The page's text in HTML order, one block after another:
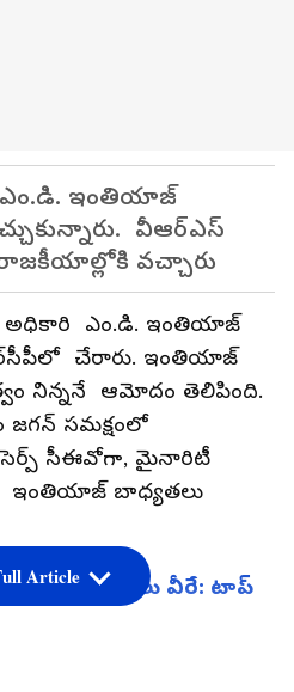
ఇంతియాజ్
వీఆర్ఎస్
వచ్చారు
ఎం.డి. ఇంతియాజ్
చేరారు. ఇంతియాజ్
నిన్ననే ఆమోదం తెలిపింది.
సమక్షంలో
సీఈవోగా, మైనారిటీ
ఇంతియాజ్‌ బాధ్యతలు
వ్యక్తులు వీరే: టాప్
Article